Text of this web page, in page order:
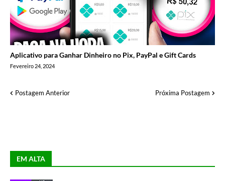
Aplicativo para Ganhar Dinheiro no Pix, PayPal e Gift Cards
Fevereiro 24, 2024
Postagem Anterior Próxima Postagem
EM ALTA